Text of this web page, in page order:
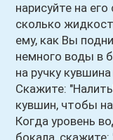
нарисуйте на
сколько
ему, как Вы
немного воды в
на ручку
Скажите:
кувшин, чтобы
Когда уровень
бокала,